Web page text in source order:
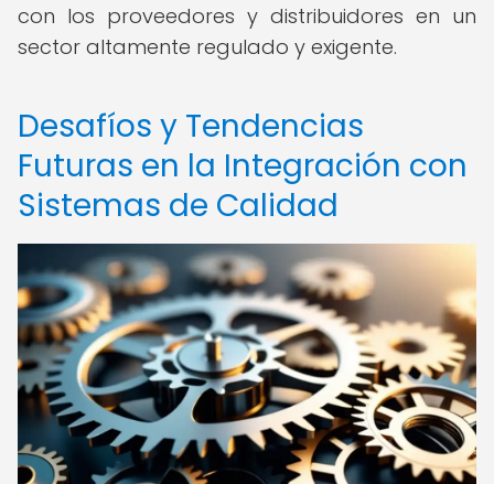
con los proveedores y distribuidores en un
sector altamente regulado y exigente.
Desafíos y Tendencias
Futuras en la Integración con
Sistemas de Calidad